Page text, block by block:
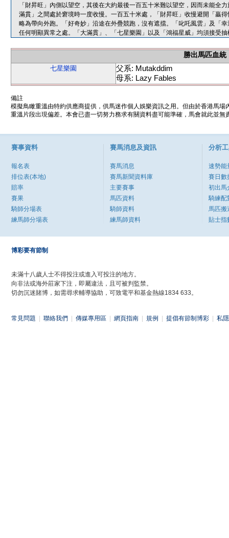
「財昇旺」內側以望空，其後在大約最後一百五十米難以望空，因而未能全
滿貫」之間處於窘境時一度收慢。一百五十米處，「財昇旺」收慢避開「贏
略為帶向外跑。「好奇妙」沿途在外疊競跑，沒有遮擋。「叱吒風雲」及「
任何明顯異常之處。「大滿貫」、「七星樂園」以及「鴻福星威」均須接受抽
勝出馬匹血統
七星樂園
父系: Mutakddim
母系: Lazy Fables
備註
模擬鳥瞰重溫由特約供應商提供，供馬迷作個人娛樂資訊之用。但由於香港馬
重溫片段出現偏差。本會已盡一切努力務求有關資料盡可能準確，馬會就此並
賽事資料
報名表
排位表(本地)
賠率
賽果
騎師分場表
練馬師分場表
賽馬消息及資訊
賽馬消息
賽馬新聞資料庫
主要賽事
馬匹資料
騎師資料
練馬師資料
分析
速勢能
賽日數
初出馬
騎練配
馬匹搬
貼士指
博彩要有節制
未滿十八歲人士不得投注或進入可投注的地方。
向非法或海外莊家下注，即屬違法，且可被判監禁。
切勿沉迷賭博，如需尋求輔導協助，可致電平和基金熱線1834 633。
常見問題 聯絡我們 傳媒專用區 網頁指南 規例 提倡有節制博彩 私